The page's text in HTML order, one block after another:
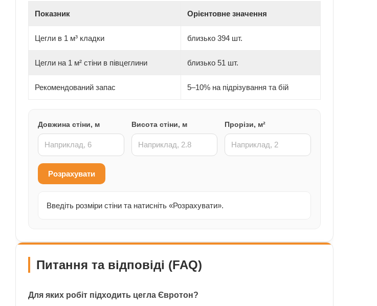
Показник Орієнтовне значення
Цегли в 1 м³ кладки близько 394 шт.
Цегли на 1 м² стіни в півцеглини близько 51 шт.
Рекомендований запас 5–10% на підрізування та бій
Довжина стіни, м Висота стіни, м Прорізи, м²
Розрахувати
Введіть розміри стіни та натисніть «Розрахувати».
Питання та відповіді (FAQ)
Для яких робіт підходить цегла Євротон?